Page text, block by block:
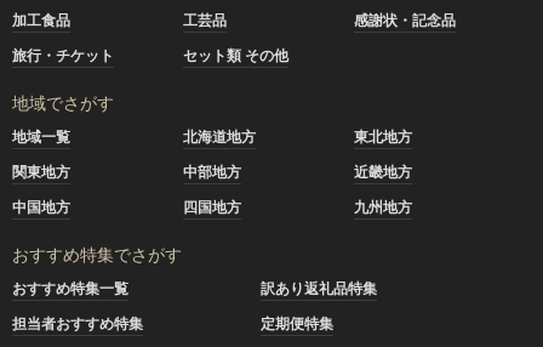
加工食品
工芸品
感謝状・記念品
旅行・チケット
セット類 その他
地域でさがす
地域一覧 北海道地方
東北地方
関東地方
中部地方
近畿地方
中国地方
四国地方 九州地方
おすすめ特集でさがす
おすすめ特集一覧
訳あり返礼品特集
担当者おすすめ特集
定期便特集